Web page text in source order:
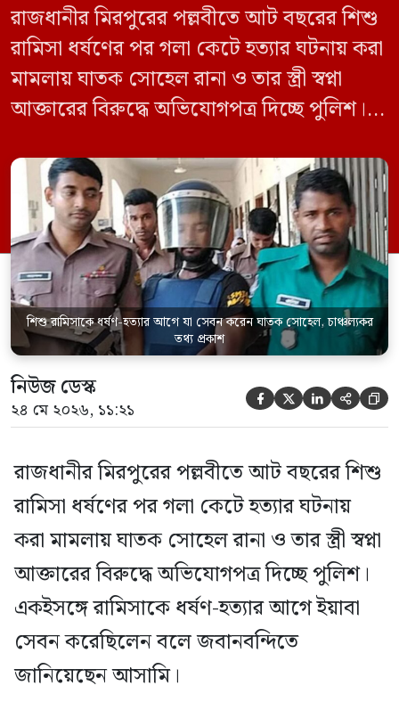
রাজধানীর মিরপুরের পল্লবীতে আট বছরের শিশু
রামিসা ধর্ষণের পর গলা কেটে হত্যার ঘটনায় করা
মামলায় ঘাতক সোহেল রানা ও তার স্ত্রী স্বপ্না
আক্তারের বিরুদ্ধে অভিযোগপত্র দিচ্ছে পুলিশ।
সেবন করেছিলেন বলে জবানবন্দিতে
জানিয়েছেন আসামি। রোববার (২৪ মে) সকালে
মামলার তদন্ত কর্মকর্তা পল্লবী থানার উপ-
পরিদর্শক অহিদুজ্জামান এ তথ্য নিছিত করেন।
তিনি বলেন, […]
শিশু রামিসাকে ধর্ষণ-হত্যার আগে যা সেবন করেন ঘাতক সোহেল, চাঞ্চল্যকর
তথ্য প্রকাশ
নিউজ ডেস্ক
২৪ মে ২০২৬, ১১:২১     
রাজধানীর মিরপুরের পল্লবীতে আট বছরের শিশু
রামিসা ধর্ষণের পর গলা কেটে হত্যার ঘটনায়
করা মামলায় ঘাতক সোহেল রানা ও তার স্ত্রী স্বপ্না
আক্তারের বিরুদ্ধে অভিযোগপত্র দিচ্ছে পুলিশ।
একইসঙ্গে রামিসাকে ধর্ষণ-হত্যার আগে ইয়াবা
সেবন করেছিলেন বলে জবানবন্দিতে
জানিয়েছেন আসামি।